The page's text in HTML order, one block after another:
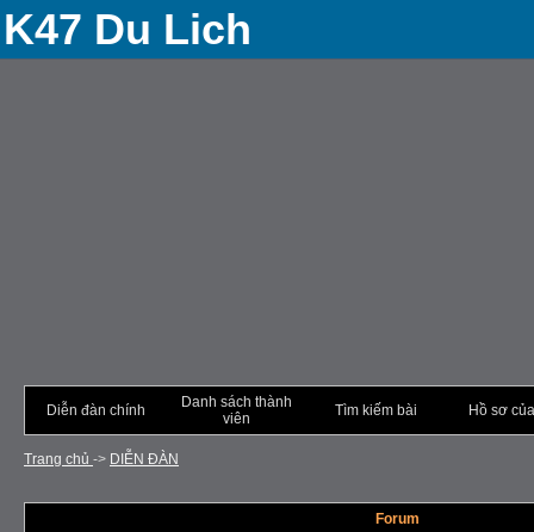
K47 Du Lich
Diễn đàn chính
Danh sách thành
viên
Tìm kiếm bài Hồ sơ
Trang chủ -> DIỄN ÐÀN
Forum